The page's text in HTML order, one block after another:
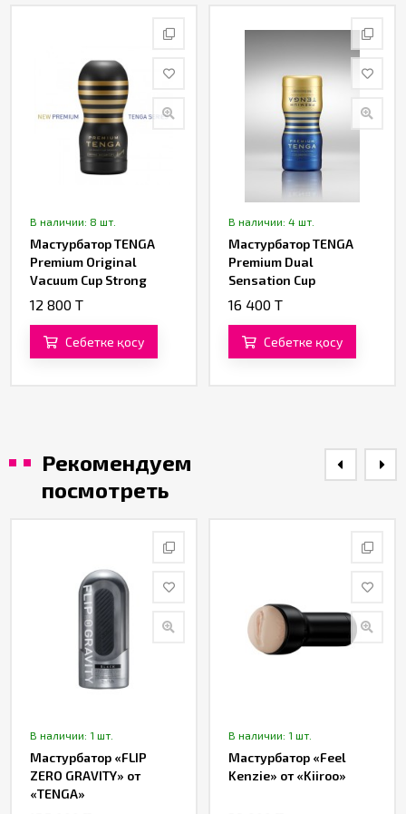
В наличии: 8 шт.
Мастурбатор TENGA
Premium Original
Vacuum Cup Strong
12 800 T
Себетке қосу
В наличии: 4 шт.
Мастурбатор TENGA
Premium Dual
Sensation Cup
16 400 T
Себетке қосу
Рекомендуем
посмотреть
В наличии: 1 шт.
Мастурбатор «FLIP
ZERO GRAVITY» от
«TENGA»
В наличии: 1 шт.
Мастурбатор «Feel
Kenzie» от «Kiiroo»